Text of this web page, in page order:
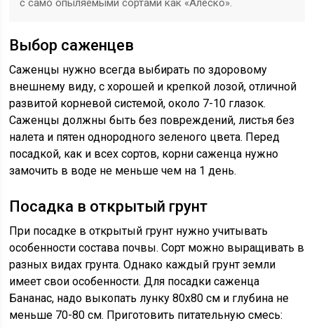
с само опыляемыми сортами как «Алеско».
Выбор саженцев
Саженцы нужно всегда выбирать по здоровому
внешнему виду, с хорошей и крепкой лозой, отличной
развитой корневой системой, около 7-10 глазок.
Саженцы должны быть без повреждений, листья без
налета и пятен однородного зеленого цвета. Перед
посадкой, как и всех сортов, корни саженца нужно
замочить в воде не меньше чем на 1 день.
Посадка в открытый грунт
При посадке в открытый грунт нужно учитывать
особенности состава почвы. Сорт можно выращивать в
разных видах грунта. Однако каждый грунт земли
имеет свои особенности. Для посадки саженца
Бананас, надо выкопать лунку 80х80 см и глубина не
меньше 70-80 см. Приготовить питательную смесь: